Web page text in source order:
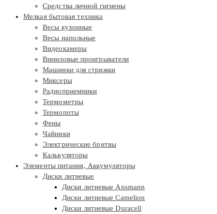
Средства личной гигиены
Мелкая бытовая техника
Весы кухонные
Весы напольные
Видеокамеры
Виниловые проигрыватели
Машинки для стрижки
Миксеры
Радиоприемники
Термометры
Термопоты
Фены
Чайники
Электрические бритвы
Калькуляторы
Элементы питания, Аккумуляторы
Диски литиевые
Диски литиевые Ansmann
Диски литиевые Camelion
Диски литиевые Duracell